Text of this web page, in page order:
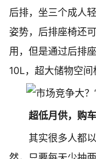
后排，坐三个成人
姿势，后排座椅还
用，但是通过后排
10L，超大储物空间
超低月供，购
其实很多人都